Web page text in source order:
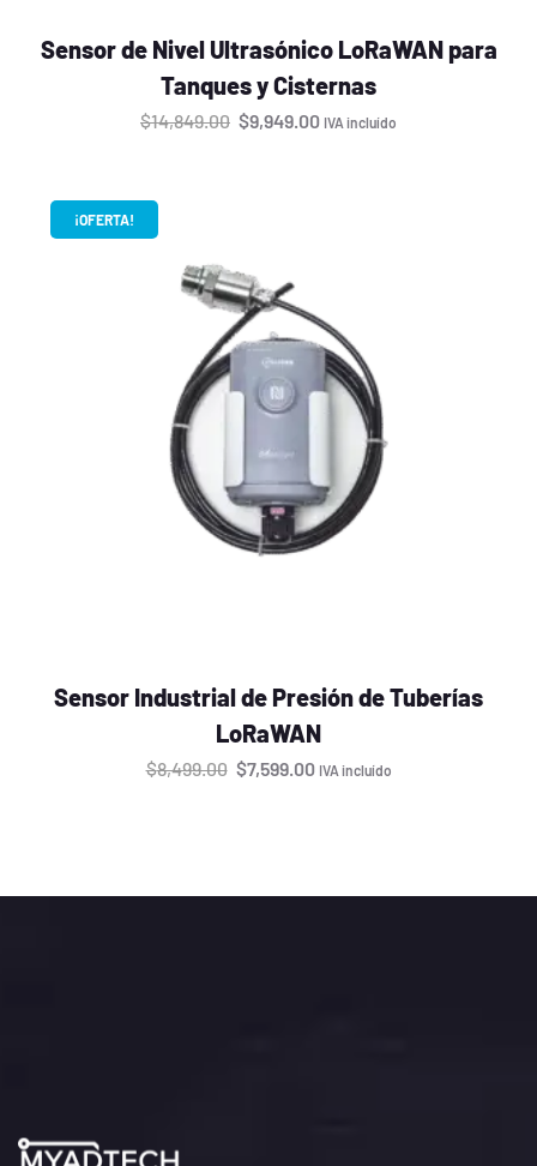
Sensor de Nivel Ultrasónico LoRaWAN para
Tanques y Cisternas
$14,849.00 $9,949.00 IVA incluído
¡OFERTA!
Sensor Industrial de Presión de Tuberías
LoRaWAN
$8,499.00 $7,599.00 IVA incluído